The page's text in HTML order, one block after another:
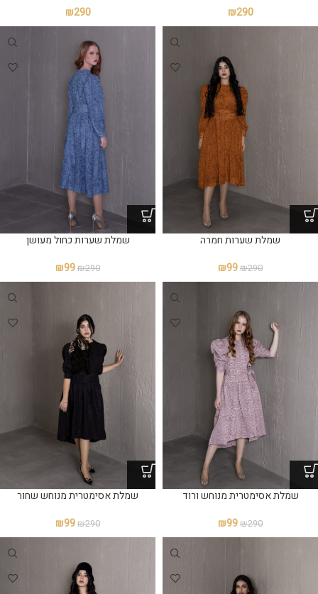
₪290
₪290
שמלת שערות חמרה
₪290
₪99
שמלת שערות כחול מעושן
₪290
₪99
שמלת אסימטרית מנוחש ורוד
₪290
₪99
שמלת אסימטרית מנוחש שחור
₪290
₪99